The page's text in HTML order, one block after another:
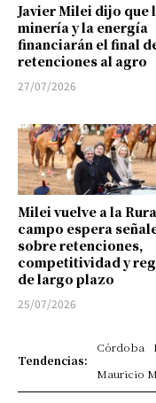
Javier Milei dijo que
minería y la energía
financiarán el final
retenciones al agro
27/07/2026
Milei vuelve a la
campo espera
sobre retenciones,
competitividad y
de largo plazo
25/07/2026
Tendencias:
Córdoba
Mauricio